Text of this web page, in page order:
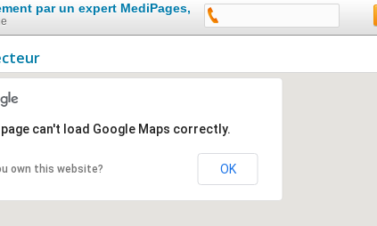
par un expert MediPages,
can't load Google Maps correctly.
own this website? OK